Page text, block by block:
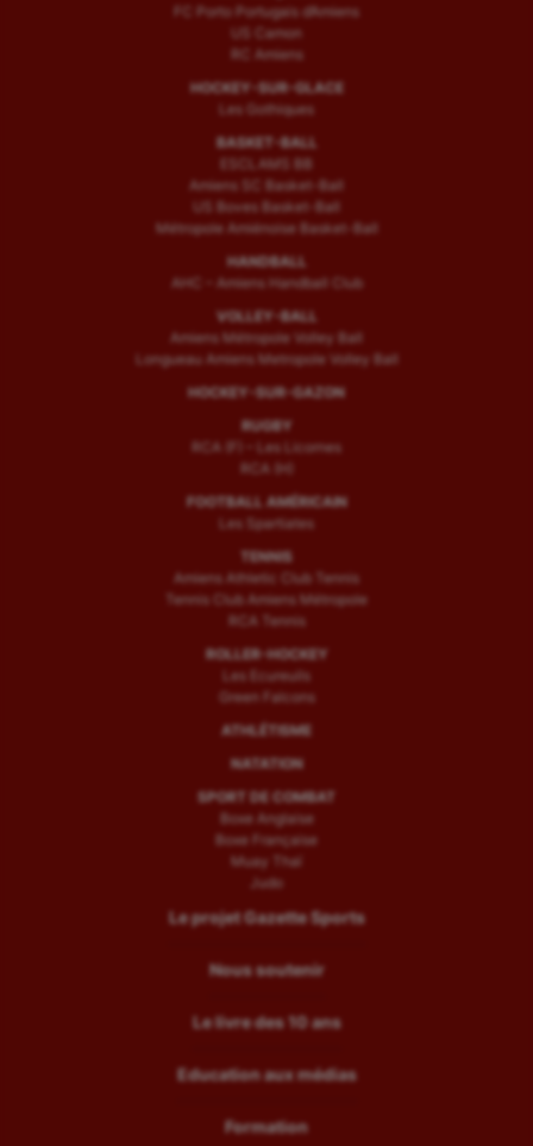
FC Porto Portugais d’Amiens
US Camon
RC Amiens
HOCKEY-SUR-GLACE
Les Gothiques
BASKET-BALL
ESCLAMS BB
Amiens SC Basket-Ball
US Boves Basket-Ball
Métropole Amiénoise Basket-Ball
HANDBALL
AHC – Amiens Handball Club
VOLLEY-BALL
Amiens Métropole Volley Ball
Longueau Amiens Metropole Volley Ball
HOCKEY-SUR-GAZON
RUGBY
RCA (F) – Les Licornes
RCA (H)
FOOTBALL AMÉRICAIN
Les Spartiates
TENNIS
Amiens Athletic Club Tennis
Tennis Club Amiens Métropole
RCA Tennis
ROLLER-HOCKEY
Les Ecureuils
Green Falcons
ATHLÉTISME
NATATION
SPORT DE COMBAT
Boxe Anglaise
Boxe Française
Muay Thaï
Judo
Le projet Gazette Sports
Nous soutenir
Le livre des 10 ans
Education aux médias
Formation